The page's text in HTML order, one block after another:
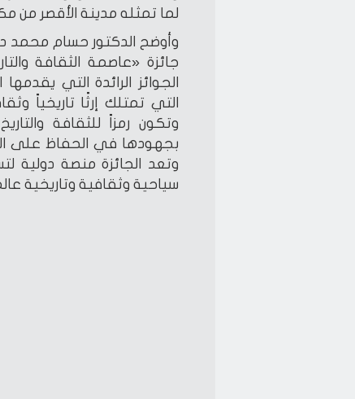
لما تمثله مدينة الأقصر من
جائزة «عاصمة الثقافة
التي تمتلك إرثًا تاريخياً
وتكون رمزاً للثقافة
بجهودها في الحفاظ على
وتعد الجائزة منصة دولية
سياحية وثقافية وتاريخية